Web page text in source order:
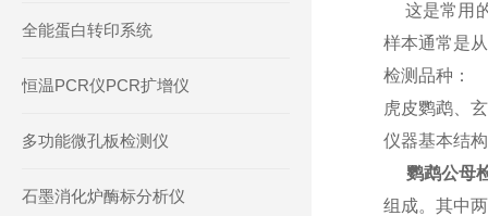
这是常用的
样本通常是
检测品种：
虎皮鹦鹉、
仪器基本结
鹦鹉公母
组成。其中
全能蛋白转印系统
恒温PCR仪PCR扩增仪
多功能微孔板检测仪
石墨消化炉酶标分析仪